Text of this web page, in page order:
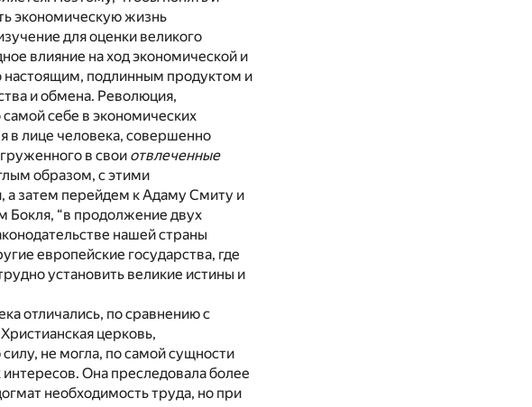
экономическую жизнь
для оценки великого
влияние на ход экономической и
настоящим, подлинным продуктом и
и обмена. Революция,
себе в экономических
в лице человека, совершенно
в свои отвлеченные
образом, с этими
а затем перейдем к Адаму Смиту и
Бокля, “в продолжение двух
нашей страны
европейские государства, где
установить великие истины и
отличались, по сравнению с
церковь,
не могла, по самой сущности
Она преследовала более
необходимость труда, но при